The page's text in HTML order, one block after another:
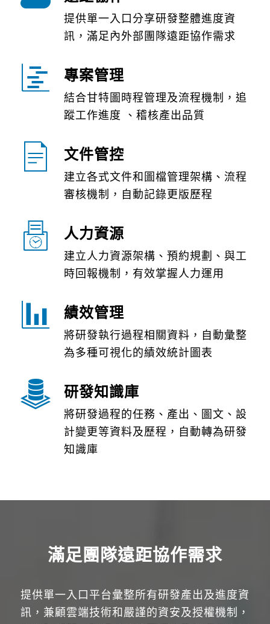
提供單一入口分享研發整體進度資
訊，滿足內外部團隊遠距協作需求
專案管理
結合甘特圖時程管理及流程機制，追
蹤工作進度 、稽核產出品質
文件管控
建立各式文件和圖檔管理架構、流程
審核機制，自動記錄更版歷程
人力資源
建立人力資源架構、預約規劃、與工
時回報機制，有效掌握人力運用
績效管理
將研發執行過程相關資料，自動彙整
為多種可視化的績效統計圖表
研發知識庫
將研發過程的任務、產出、圖文、設
計變更等資料及歷程，自動轉為研發
知識庫
滿足團隊遠距協作需求
提供單一入口平台彙整所有研發產出及進度資
訊，兼顧雲端技術和嚴謹的資安及授權機制，